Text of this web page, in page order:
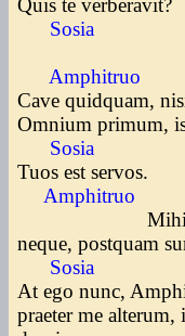
Quis te verberavit?
Sosia
Egomet
Amphitruo
Cave quidquam,
Omnium primum,
Sosia
Tuos est servos.
Amphitruo
Mihi quidem
neque, postquam
Sosia
At ego nunc,
praeter me